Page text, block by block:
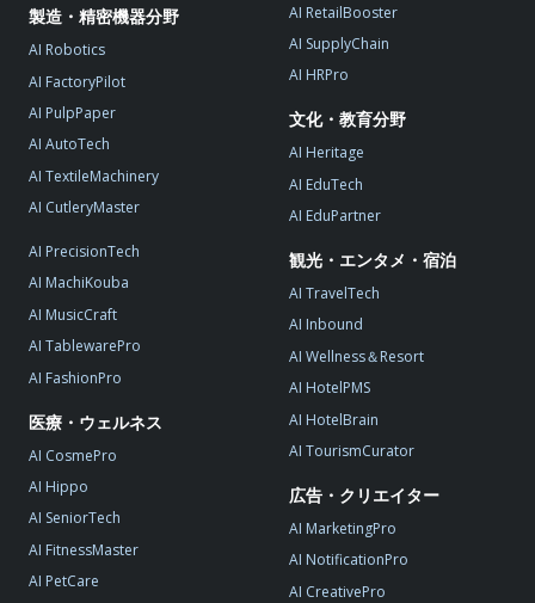
製造・精密機器分野
AI Robotics
AI FactoryPilot
AI PulpPaper
AI AutoTech
AI TextileMachinery
AI CutleryMaster
AI PrecisionTech
AI MachiKouba
AI MusicCraft
AI TablewarePro
AI FashionPro
医療・ウェルネス
AI CosmePro
AI Hippo
AI SeniorTech
AI FitnessMaster
AI PetCare
AI RetailBooster
AI SupplyChain
AI HRPro
文化・教育分野
AI Heritage
AI EduTech
AI EduPartner
観光・エンタメ・宿泊
AI TravelTech
AI Inbound
AI Wellness＆Resort
AI HotelPMS
AI HotelBrain
AI TourismCurator
広告・クリエイター
AI MarketingPro
AI NotificationPro
AI CreativePro